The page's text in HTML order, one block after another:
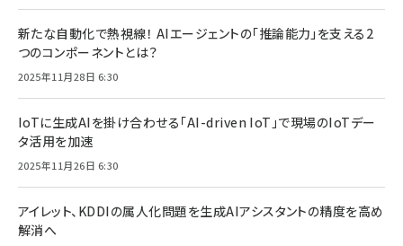
新たな自動化で熱視線！ AIエージェントの「推論能力」を支える2
つのコンポーネントとは？
2025年11月28日 6:30
IoTに生成AIを掛け合わせる「AI-driven IoT」で現場のIoTデー
タ活用を加速
2025年11月26日 6:30
アイレット、KDDIの属人化問題を生成AIアシスタントの精度を高め
解消へ